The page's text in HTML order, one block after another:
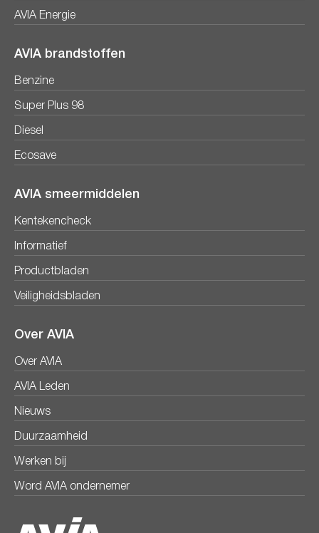
AVIA Energie
AVIA brandstoffen
Benzine
Super Plus 98
Diesel
Ecosave
AVIA smeermiddelen
Kentekencheck
Informatief
Productbladen
Veiligheidsbladen
Over AVIA
Over AVIA
AVIA Leden
Nieuws
Duurzaamheid
Werken bij
Word AVIA ondernemer